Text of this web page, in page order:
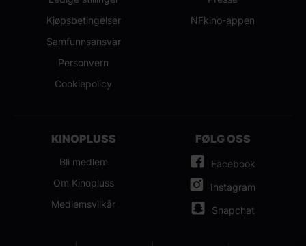
Kjøpsbetingelser
Samfunnsansvar
Personvern
Cookiepolicy
NFkino-appen
KINOPLUSS
Bli medlem
Om Kinopluss
Medlemsvilkår
FØLG OSS
Facebook
Instagram
Snapchat